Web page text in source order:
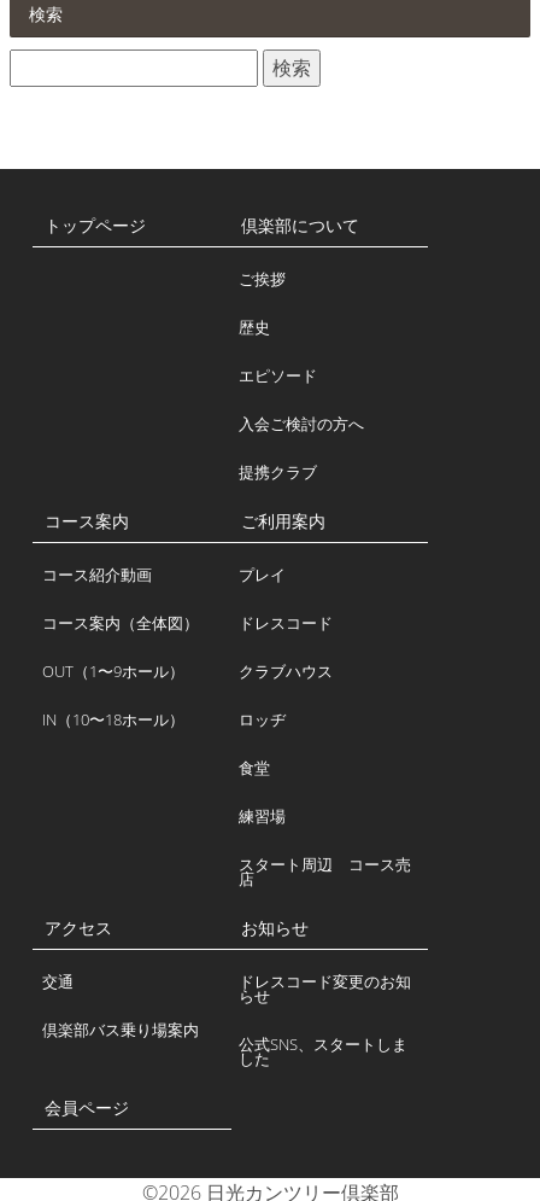
せ
検索
索:
トップページ 倶楽部について
ご挨拶
歴史
エピソード
入会ご検討の方へ
提携クラブ
コース案内
コース紹介動画
コース案内（全体図）
OUT（1〜9ホール）
IN（10〜18ホール）
ご利用案内
プレイ
ドレスコード
クラブハウス
ロッヂ
食堂
練習場
スタート周辺 コース売
店
アクセス
交通
倶楽部バス乗り場案内
お知らせ
ドレスコード変更のお知
らせ
公式SNS、スタートしま
した
会員ページ
©2026 日光カンツリー倶楽部